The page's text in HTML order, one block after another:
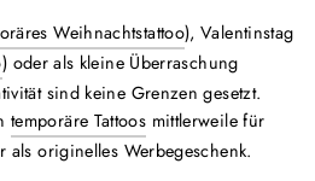
Weihnachtstattoo), Valentinstag
) oder als kleine Überraschung
sind keine Grenzen gesetzt.
temporäre Tattoos mittlerweile für
als originelles Werbegeschenk.